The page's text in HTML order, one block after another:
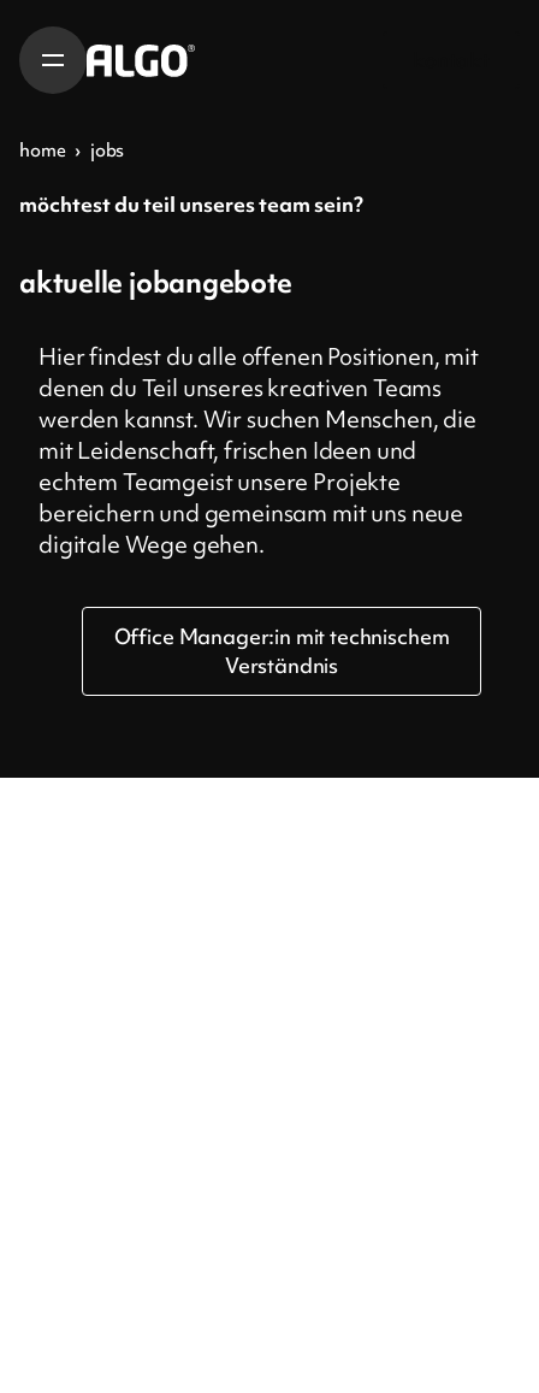
home › jobs
möchtest du teil unseres team sein?
aktuelle jobangebote
Hier findest du alle offenen Positionen, mit
denen du Teil unseres kreativen Teams
werden kannst. Wir suchen Menschen, die
mit Leidenschaft, frischen Ideen und
echtem Teamgeist unsere Projekte
bereichern und gemeinsam mit uns neue
digitale Wege gehen.
Office Manager:in mit technischem
Verständnis